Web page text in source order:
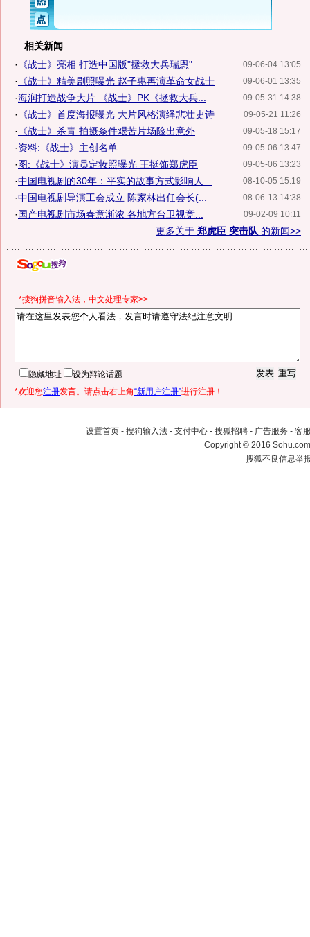
相关新闻
09-06-04 13:05
· 《战士》亮相 打造中国版"拯救大兵瑞恩"
09-06-01 13:35
· 《战士》精美剧照曝光 赵子惠再演革命女战士
09-05-31 14:38
·海润打造战争大片 《战士》PK《拯救大兵...
09-05-21 11:26
· 《战士》首度海报曝光 大片风格演绎悲壮史诗
09-05-18 15:17
· 《战士》杀青 拍摄条件艰苦片场险出意外
09-05-06 13:47
·资料:《战士》主创名单
09-05-06 13:23
·图:《战士》演员定妆照曝光 王挺饰郑虎臣
08-10-05 15:19
·中国电视剧的30年：平实的故事方式影响人...
08-06-13 14:38
·中国电视剧导演工会成立 陈家林出任会长(...
09-02-09 10:11
·国产电视剧市场春意渐浓 各地方台卫视竞...
更多关于 郑虎臣 突击队 的新闻>>
*搜狗拼音输入法，中文处理专家>>
隐藏地址
设为辩论话题
*欢迎您注册发言。请点击右上角“新用户注册”进行注册！
设置首页 - 搜狗输入法 - 支付中心 - 搜狐招聘 - 广告服务 - 客
Copyright©2016
搜狐不良信息举